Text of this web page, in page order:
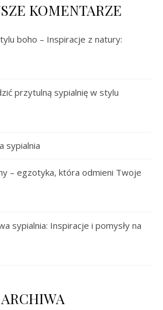
KOMENTARZE
boho – Inspiracje z natury:
przytulną sypialnię w stylu
sypialnia
– egzotyka, która odmieni Twoje
sypialnia: Inspiracje i pomysły na
ARCHIWA